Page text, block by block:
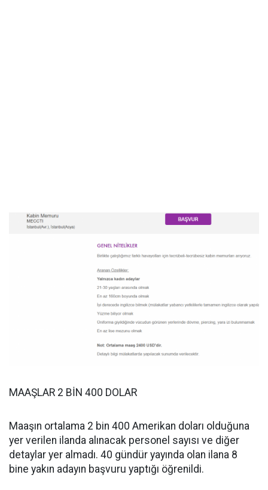
MAAŞLAR 2 BİN 400 DOLAR
Maaşın ortalama 2 bin 400 Amerikan doları olduğuna
yer verilen ilanda alınacak personel sayısı ve diğer
detaylar yer almadı. 40 gündür yayında olan ilana 8
bine yakın adayın başvuru yaptığı öğrenildi.